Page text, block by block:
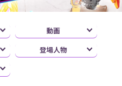
動画
登場人物